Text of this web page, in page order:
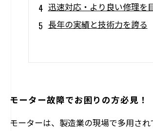
迅速対応・より良い修理を
長年の実績と技術力を誇る
モーター故障でお困りの方必見！
モーターは、製造業の現場で多用さ